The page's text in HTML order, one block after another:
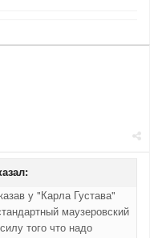
у "Карла Густава"
маузеровский
того что надо